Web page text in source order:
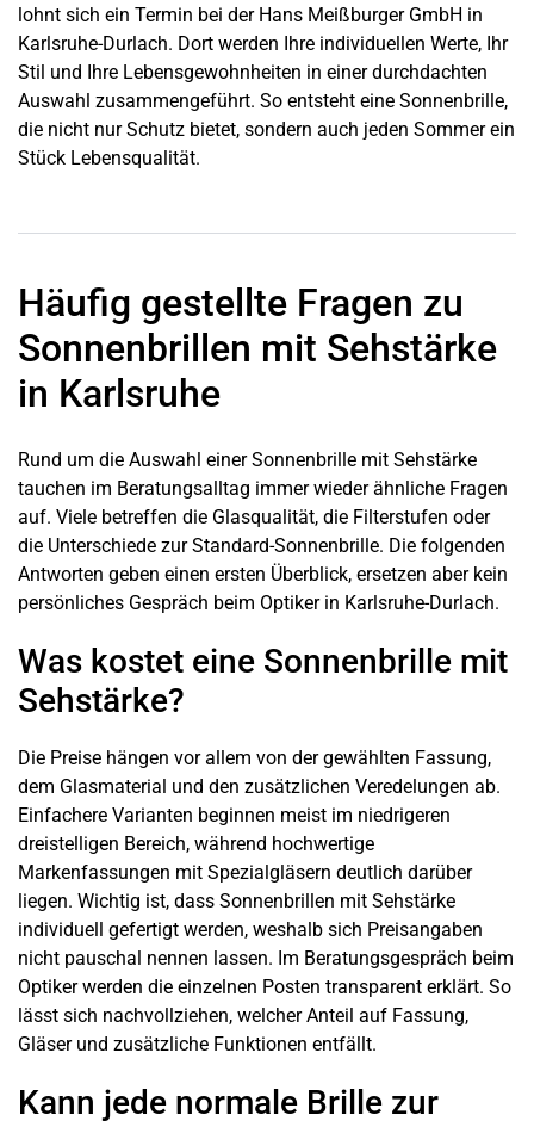
lohnt sich ein Termin bei der Hans Meißburger GmbH in
Karlsruhe-Durlach. Dort werden Ihre individuellen Werte, Ihr
Stil und Ihre Lebensgewohnheiten in einer durchdachten
Auswahl zusammengeführt. So entsteht eine Sonnenbrille,
die nicht nur Schutz bietet, sondern auch jeden Sommer ein
Stück Lebensqualität.
Häufig gestellte Fragen zu
Sonnenbrillen mit Sehstärke
in Karlsruhe
Rund um die Auswahl einer Sonnenbrille mit Sehstärke
tauchen im Beratungsalltag immer wieder ähnliche Fragen
auf. Viele betreffen die Glasqualität, die Filterstufen oder
die Unterschiede zur Standard-Sonnenbrille. Die folgenden
Antworten geben einen ersten Überblick, ersetzen aber kein
persönliches Gespräch beim Optiker in Karlsruhe-Durlach.
Was kostet eine Sonnenbrille mit
Sehstärke?
Die Preise hängen vor allem von der gewählten Fassung,
dem Glasmaterial und den zusätzlichen Veredelungen ab.
Einfachere Varianten beginnen meist im niedrigeren
dreistelligen Bereich, während hochwertige
Markenfassungen mit Spezialgläsern deutlich darüber
liegen. Wichtig ist, dass Sonnenbrillen mit Sehstärke
individuell gefertigt werden, weshalb sich Preisangaben
nicht pauschal nennen lassen. Im Beratungsgespräch beim
Optiker werden die einzelnen Posten transparent erklärt. So
lässt sich nachvollziehen, welcher Anteil auf Fassung,
Gläser und zusätzliche Funktionen entfällt.
Kann jede normale Brille zur